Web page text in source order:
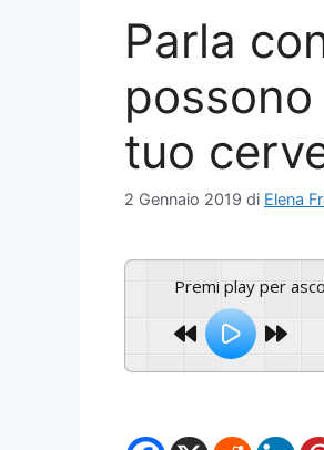
Parla
tuo
2 Gennaio 2019 di Elena
Premi play per